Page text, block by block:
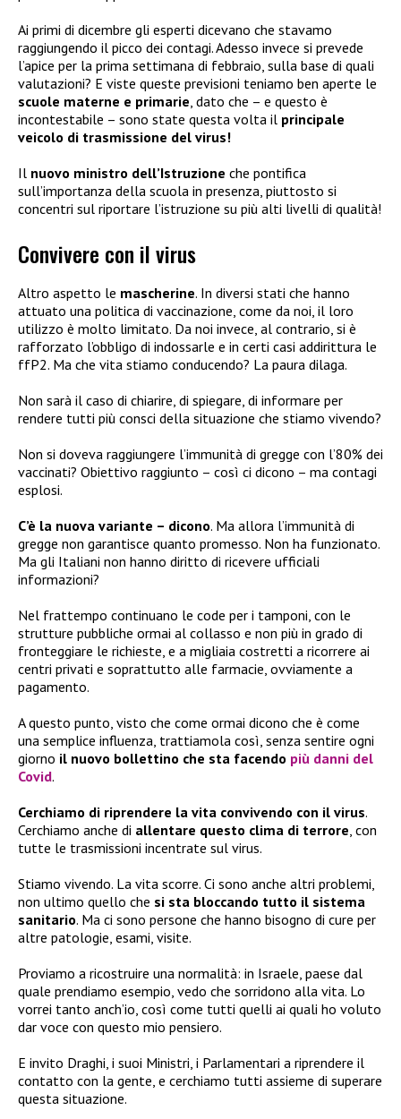
Ai primi di dicembre gli esperti dicevano che stavamo
raggiungendo il picco dei contagi. Adesso invece si prevede
l’apice per la prima settimana di febbraio, sulla base di quali
valutazioni? E viste queste previsioni teniamo ben aperte le
scuole materne e primarie , dato che – e questo è
incontestabile – sono state questa volta il principale
veicolo di trasmissione del virus!
Il nuovo ministro dell’Istruzione che pontifica
sull’importanza della scuola in presenza, piuttosto si
concentri sul riportare l’istruzione su più alti livelli di qualità!
Convivere con il virus
Altro aspetto le mascherine. In diversi stati che hanno
attuato una politica di vaccinazione, come da noi, il loro
utilizzo è molto limitato. Da noi invece, al contrario, si è
rafforzato l’obbligo di indossarle e in certi casi addirittura le
ffP2. Ma che vita stiamo conducendo? La paura dilaga.
Non sarà il caso di chiarire, di spiegare, di informare per
rendere tutti più consci della situazione che stiamo vivendo?
Non si doveva raggiungere l’immunità di gregge con l’80% dei
vaccinati? Obiettivo raggiunto – così ci dicono – ma contagi
esplosi.
C’è la nuova variante – dicono. Ma allora l’immunità di
gregge non garantisce quanto promesso. Non ha funzionato.
Ma gli Italiani non hanno diritto di ricevere ufficiali
informazioni?
Nel frattempo continuano le code per i tamponi, con le
strutture pubbliche ormai al collasso e non più in grado di
fronteggiare le richieste, e a migliaia costretti a ricorrere ai
centri privati e soprattutto alle farmacie, ovviamente a
pagamento.
A questo punto, visto che come ormai dicono che è come
una semplice influenza, trattiamola così, senza sentire ogni
giorno il nuovo bollettino che sta facendo più danni del
Covid.
Cerchiamo di riprendere la vita convivendo con il virus.
Cerchiamo anche di allentare questo clima di terrore, con
tutte le trasmissioni incentrate sul virus.
Stiamo vivendo. La vita scorre. Ci sono anche altri problemi,
non ultimo quello che si sta bloccando tutto il sistema
sanitario. Ma ci sono persone che hanno bisogno di cure per
altre patologie, esami, visite.
Proviamo a ricostruire una normalità: in Israele, paese dal
quale prendiamo esempio, vedo che sorridono alla vita. Lo
vorrei tanto anch’io, così come tutti quelli ai quali ho voluto
dar voce con questo mio pensiero.
E invito Draghi, i suoi Ministri, i Parlamentari a riprendere il
contatto con la gente, e cerchiamo tutti assieme di superare
questa situazione.